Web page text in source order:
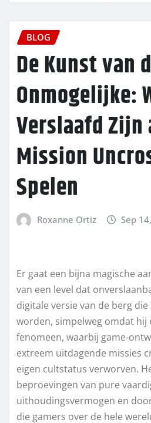
BLOG
De Kunst van
Onmogelijke:
Verslaafd Zijn
Mission
Spelen
Roxanne Ortiz Sep
Er gaat een bijna magische
van een level dat
digitale versie van de berg
worden, simpelweg omdat hij
fenomeen, waarbij game-
extreem uitdagende missies
eigen cultstatus verworven.
beproevingen van pure
uithoudingsvermogen en
die gamers over de hele